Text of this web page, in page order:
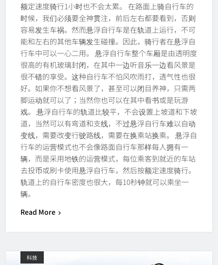
额定速度骑行1小时也不会太累。 在路面上骑自行车的
时候，我们必须要全神贯注，前后左右都要看到，否则
容易发生车祸。然而悬浮自行车是在轨道上运行，不可
能和左右的其他车辆发生碰撞。因此，骑行者在悬浮自
行车中可以一心二用。 悬浮自行车整个车厢是由透明度
很高的有机玻璃封闭，在其中一边听音乐一边看风景是
很不错的享受。这种自行车不怕风吹雨打，透气性也很
好。如果你不想看风景了，甚至可以闭目养神，只需两
脚运动就可以了；当然你也可以在其中看书或是玩游
戏。 悬浮自行车的轨道比较平，不会设置上坡道和下坡
道，当然可以有弯道和支线，不过悬浮自行车难以自动
变线，需要改变行驶路线，需要在换乘站换乘。 悬浮自
行车的运营模式也不会像路面自行车那样每人拥有一
辆，而是采用地铁的运营模式，每位乘客到就近的车站
去投币或刷卡使用悬浮自行车，然后按额定速度骑行。
轨道上的自行车密度也很大，每10秒钟就可以乘坐一
辆。
Read More
科技